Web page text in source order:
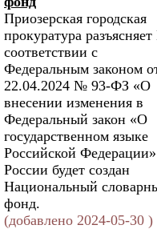
Приозерская городская
прокуратура
соответствии с
Федеральным законом
22.04.2024 № 93-ФЗ «О
внесении изменения в
Федеральный закон «О
государственном языке
Российской
России будет создан
Национальный
фонд.
(добавлено 2024-05-30 )